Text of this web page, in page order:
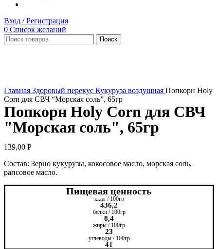
Вход / Регистрация
0 Список желаний
Поиск
Главная Здоровый перекус Кукуруза воздушная Попкорн Holy
Corn для СВЧ “Морская соль”, 65гр
Попкорн Holy Corn для СВЧ
"Морская соль", 65гр
139,00 Р
Состав: Зерно кукурузы, кокосовое масло, морская соль,
рапсовое масло.
Пищевая ценность
ккал / 100гр
436,2
белки / 100гр
8,4
жиры / 100гр
23
углеводы / 100гр
41